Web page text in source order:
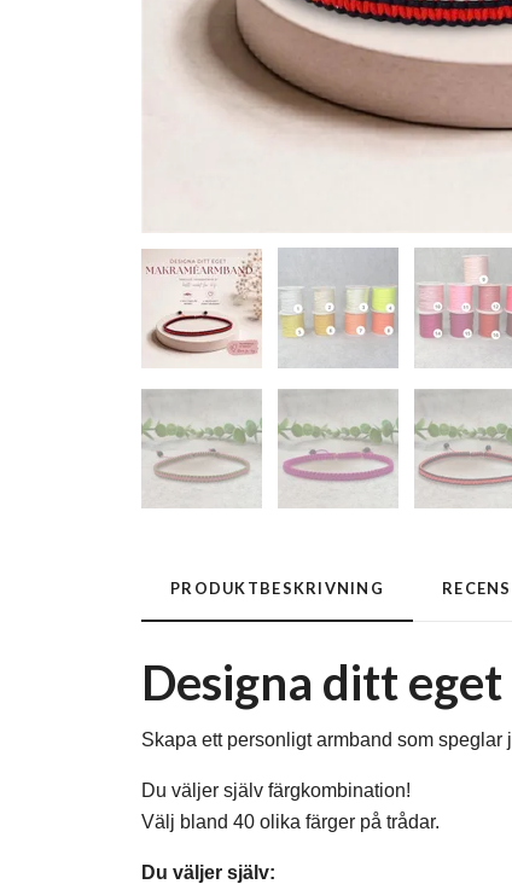
PRODUKTBESKRIVNING
Designa ditt
Skapa ett personligt armband som
Du väljer själv färgkombination!
Välj bland 40 olika färger på trådar.
Du väljer själv: